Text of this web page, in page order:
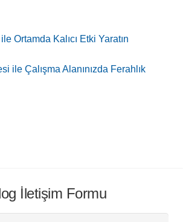
Ortamda Kalıcı Etki Yaratın
ile Çalışma Alanınızda Ferahlık
İletişim Formu